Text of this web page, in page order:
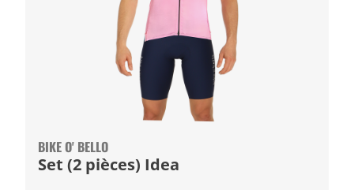
BIKE O' BELLO
Set (2 pièces) Idea